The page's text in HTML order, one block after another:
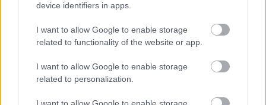
device identifiers in apps.
I want to allow Google to enable storage
related to functionality of the website or app.
I want to allow Google to enable storage
related to personalization.
HÍRLEVÉL
E-mail cím